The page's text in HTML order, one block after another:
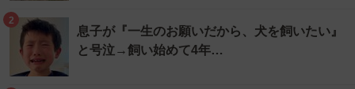
2
息子が『一生のお願いだから、犬を飼いたい』
と号泣→飼い始めて4年…